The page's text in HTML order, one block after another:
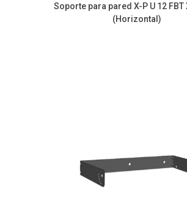
Soporte para pared X-P U 12 FBT
(Horizontal)